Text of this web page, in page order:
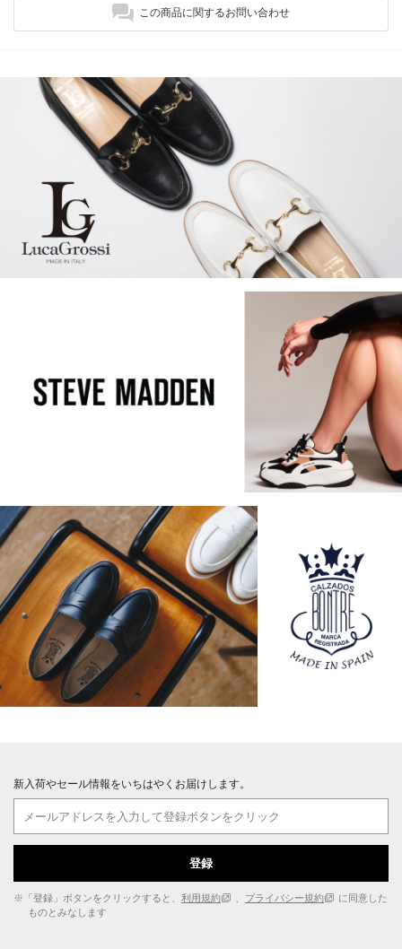
この商品に関するお問い合わせ
新入荷やセール情報をいちはやくお届けします。
登録
※「登録」ボタンをクリックすると、 利用規約 プライバシー規約
に同意した
ものとみなします